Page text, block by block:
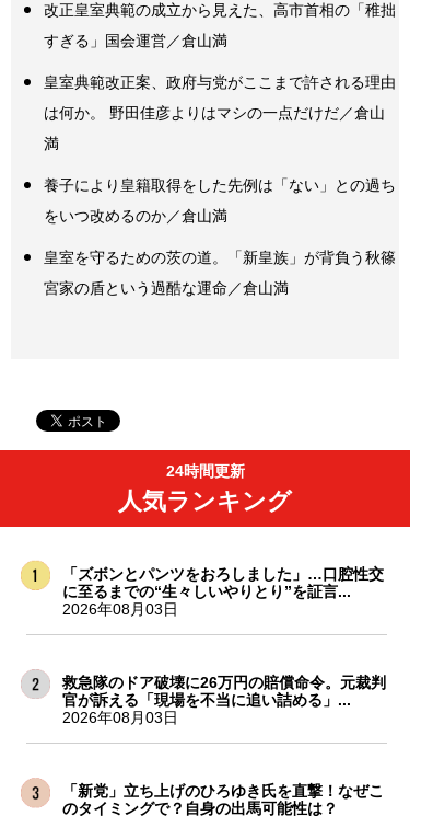
改正皇室典範の成立から見えた、高市首相の「稚拙
すぎる」国会運営／倉山満
皇室典範改正案、政府与党がここまで許される理由
は何か。 野田佳彦よりはマシの一点だけだ／倉山
満
養子により皇籍取得をした先例は「ない」との過ち
をいつ改めるのか／倉山満
皇室を守るための茨の道。「新皇族」が背負う秋篠
宮家の盾という過酷な運命／倉山満
24時間更新
人気ランキング
「ズボンとパンツをおろしました」…口腔性交
に至るまでの“生々しいやりとり”を証言...
2026年08月03日
救急隊のドア破壊に26万円の賠償命令。元裁判
官が訴える「現場を不当に追い詰める」...
2026年08月03日
「新党」立ち上げのひろゆき氏を直撃！なぜこ
のタイミングで？自身の出馬可能性は？